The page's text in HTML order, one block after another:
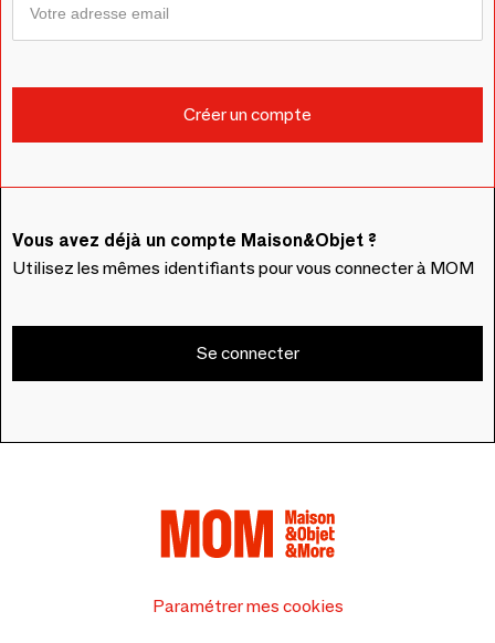
Vous avez déjà un compte Maison&Objet ?
Utilisez les mêmes identifiants pour vous connecter à MOM
Se connecter
Paramétrer mes cookies